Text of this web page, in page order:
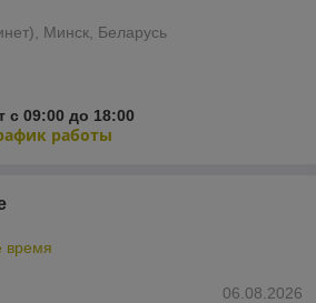
Минск, Беларусь
с 09:00 до 18:00
работы
время
06.08.2026